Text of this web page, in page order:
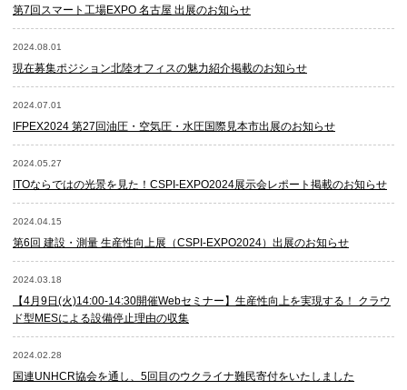
第7回スマート工場EXPO 名古屋 出展のお知らせ
2024.08.01
現在募集ポジション北陸オフィスの魅力紹介掲載のお知らせ
2024.07.01
IFPEX2024 第27回油圧・空気圧・水圧国際見本市出展のお知らせ
2024.05.27
ITOならではの光景を見た！CSPI-EXPO2024展示会レポート掲載のお知らせ
2024.04.15
第6回 建設・測量 生産性向上展（CSPI-EXPO2024）出展のお知らせ
2024.03.18
【4月9日(火)14:00-14:30開催Webセミナー】生産性向上を実現する！ クラウ
ド型MESによる設備停止理由の収集
2024.02.28
国連UNHCR協会を通し、5回目のウクライナ難民寄付をいたしました